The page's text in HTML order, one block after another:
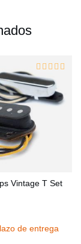
Vintage T Set
de entrega